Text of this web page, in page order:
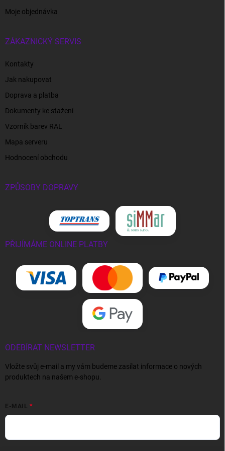
Moje objednávka
ZÁKAZNICKÝ SERVIS
Kontakty
Jak nakupovat
Doprava a platba
Dokumenty ke stažení
Vzorník barev RAL
Mapa serveru
Hodnocení obchodu
ZPŮSOBY DOPRAVY
PŘIJÍMÁME ONLINE PLATBY
ODEBÍRAT NEWSLETTER
Vložte svůj e-mail a my vám budeme zasílat informace o nových
produktech na našem e-shopu.
E-MAIL